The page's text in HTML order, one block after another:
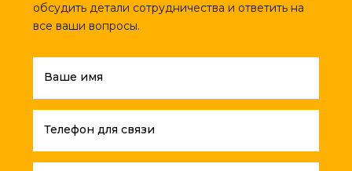
обсудить детали сотрудничества и ответить на
все ваши вопросы.
Ваше имя
Телефон для связи